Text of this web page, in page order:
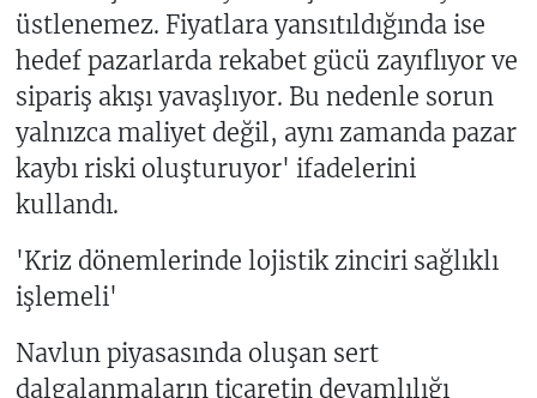
üstlenemez. Fiyatlara yansıtıldığında ise
hedef pazarlarda rekabet gücü zayıflıyor ve
sipariş akışı yavaşlıyor. Bu nedenle sorun
yalnızca maliyet değil, aynı zamanda pazar
kaybı riski oluşturuyor' ifadelerini
kullandı.
'Kriz dönemlerinde lojistik zinciri sağlıklı
işlemeli'
Navlun piyasasında oluşan sert
dalgalanmaların ticaretin devamlılığı